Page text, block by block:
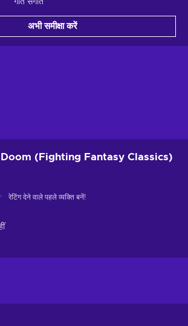
गीत संगीत
अभी समीक्षा करें
(Fighting Fantasy Classics)
रेटिंग देने वाले पहले व्यक्ति बनें!